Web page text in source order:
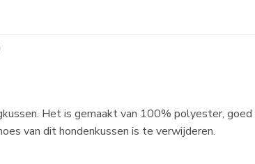
Het is gemaakt van 100% polyester,
van dit hondenkussen is te verwijderen.